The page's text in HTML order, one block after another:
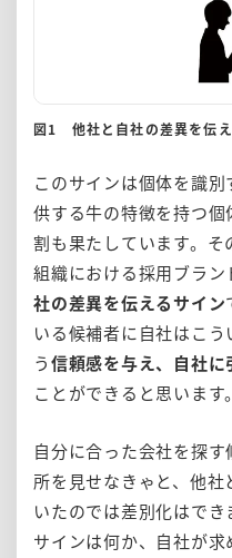
図1 他社と自社の差異を伝
このサインは個体を識
供する牛の特徴を持つ
割も果たしています。
組織における採用ブラン
社の差異を伝えるサイン
いる候補者に自社はこ
う信頼感を与え、自社
ことができると思います。
自分に合った会社を探
所を見せなきゃと、他
いたのでは差別化はで
サインは何か、自社が